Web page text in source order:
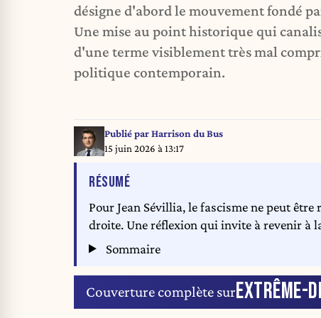
désigne d'abord le mouvement fondé
Une mise au point historique qui
d'une terme visiblement très mal
politique contemporain.
Publié parHarrison du Bus
15 juin 2026 à 13:17
RÉSUMÉDE L'ARTICLE
Pour Jean Sévillia, le fascisme ne peut
droite. Une réflexion qui invite à revenir à
Sommaire
Couverture complète surEXTRÊME-